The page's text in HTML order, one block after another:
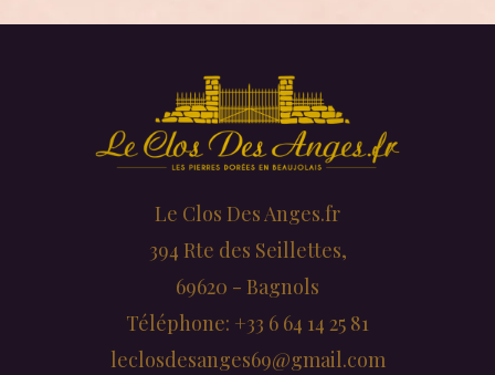
Le Clos Des Anges.fr
394 Rte des Seillettes,
69620 - Bagnols
Téléphone: +33 6 64 14 25 81
leclosdesanges69@gmail.com